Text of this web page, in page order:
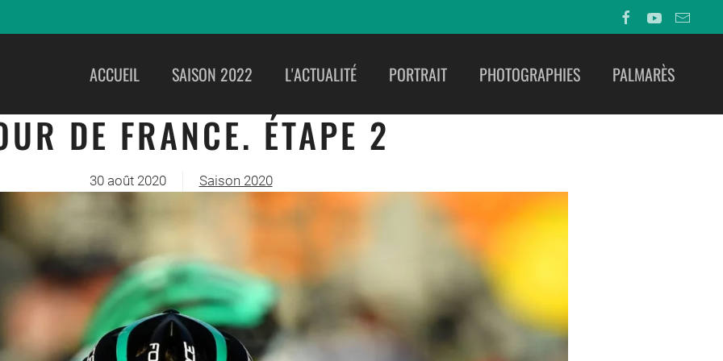
ACCUEIL SAISON 2022 L'ACTUALITÉ PORTRAIT PHOTOGRAPHIES PALMARÈS
DE FRANCE. ÉTAPE 2
30 août 2020 Saison 2020